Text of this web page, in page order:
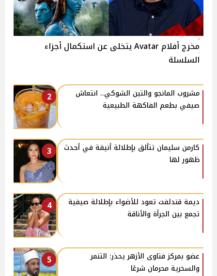
مخرج أفلام Avatar يتخلى عن استكمال أجزاء
السلسلة
2
مشروب المانجو والتين الشوكي.. انتعاش
صيفي بطعم الفاكهة الطبيعية
3
كارمن سليمان تتألق بإطلالة أنيقة في أحدث
ظهور لها
4
ديمة قندلفت تعود للأضواء بإطلالة صيفية
تجمع بين الجرأة والأناقة
5
عضو بمركز فتاوى الأزهر يحذر: التنمر
والسخرية محرمان شرعًا